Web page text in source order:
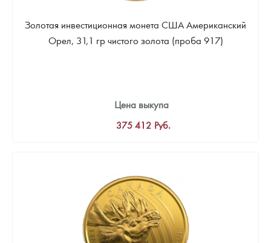
Золотая инвестиционная монета США Американский
Орел, 31,1 гр чистого золота (проба 917)
Цена выкупа
375 412 Руб.